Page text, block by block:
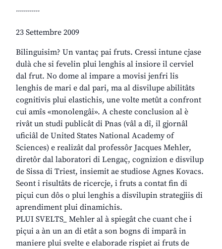
............
23 Settembre 2009
Bilinguisim? Un vantaç pai fruts. Cressi intune cjase
dulà che si fevelin plui lenghis al insiore il cerviel
dal frut. No dome al impare a movisi jenfri lis
lenghis de mari e dal pari, ma al disvilupe abilitâts
cognitivis plui elastichis, une volte metût a confront
cui amîs «monolengâi». A cheste conclusion al è
rivât un studi publicât di Pnas (vâl a dî, il gjornâl
uficiâl de United States National Academy of
Sciences) e realizât dal professôr Jacques Mehler,
diretôr dal laboratori di Lengaç, cognizion e disvilup
de Sissa di Triest, insiemit ae studiose Agnes Kovacs.
Seont i risultâts de ricercje, i fruts a contat fin di
piçui cun dôs o plui lenghis a disvilupin strategjiis di
aprendiment plui dinamichis.
PLUI SVELTS_ Mehler al à spiegât che cuant che i
piçui a àn un an di etât a son bogns di imparâ in
maniere plui svelte e elaborade rispiet ai fruts de